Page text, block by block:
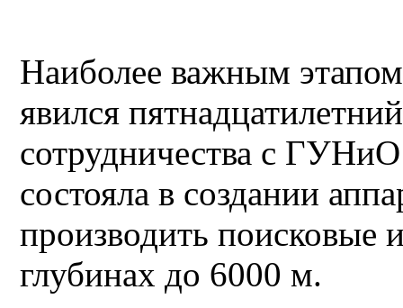
Наиболее важным
явился
сотрудничества с
состояла в создании
производить поисковые
глубинах до 6000 м.